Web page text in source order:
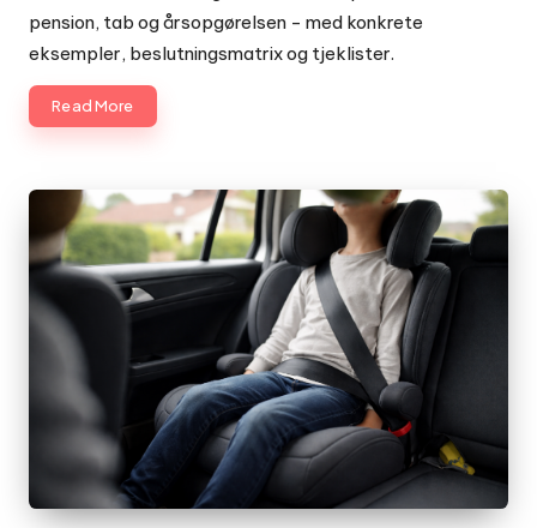
pension, tab og årsopgørelsen - med konkrete
eksempler, beslutningsmatrix og tjeklister.
Read More